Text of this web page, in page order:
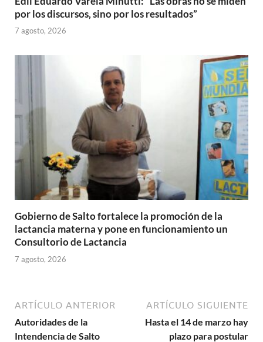
por los discursos, sino por los resultados”
7 agosto, 2026
Gobierno de Salto fortalece la promoción de la
lactancia materna y pone en funcionamiento un
Consultorio de Lactancia
7 agosto, 2026
ARTÍCULO ANTERIOR
Autoridades de la
Intendencia de Salto
ARTÍCULO SIGUIENTE
Hasta el 14 de marzo hay
plazo para postular